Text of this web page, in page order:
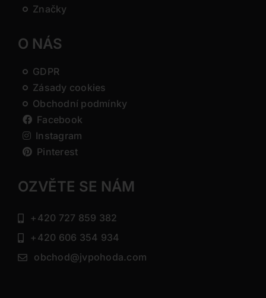
Značky
O NÁS
GDPR
Zásady cookies
Obchodní podmínky
Facebook
Instagram
Pinterest
OZVĚTE SE NÁM
+420 727 859 382
+420 606 354 934
obchod@jvpohoda.com